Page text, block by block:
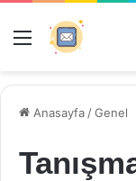
Menü
Anasayfa /Genel